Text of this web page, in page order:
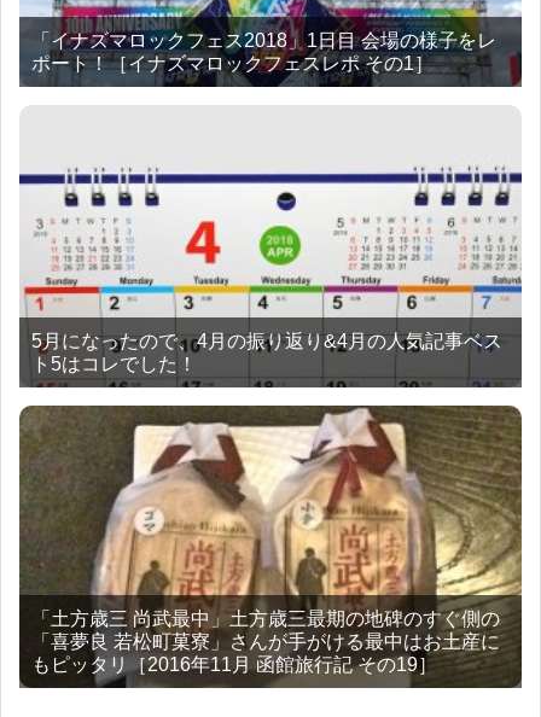
「イナズマロックフェス2018」1日目 会場の様子をレ
ポート！［イナズマロックフェスレポ その1］
5月になったので、4月の振り返り&4月の人気記事ベス
ト5はコレでした！
「土方歳三 尚武最中」土方歳三最期の地碑のすぐ側の
「喜夢良 若松町菓寮」さんが手がける最中はお土産に
もピッタリ［2016年11月 函館旅行記 その19］